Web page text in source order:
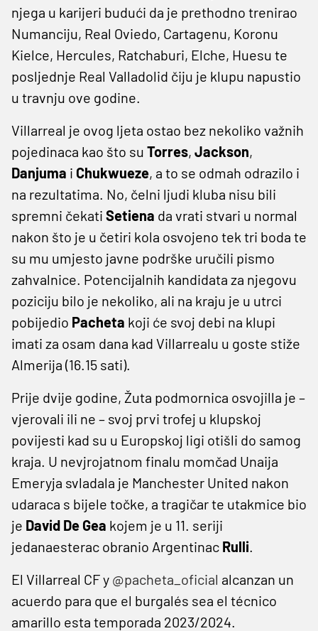
njega u karijeri budući da je prethodno trenirao
Numanciju, Real Oviedo, Cartagenu, Koronu
Kielce, Hercules, Ratchaburi, Elche, Huesu te
posljednje Real Valladolid čiju je klupu napustio
u travnju ove godine.
Villarreal je ovog ljeta ostao bez nekoliko važnih
pojedinaca kao što su Torres, Jackson,
Danjuma i Chukwueze, a to se odmah odrazilo i
na rezultatima. No, čelni ljudi kluba nisu bili
spremni čekati Setiena da vrati stvari u normal
nakon što je u četiri kola osvojeno tek tri boda te
su mu umjesto javne podrške uručili pismo
zahvalnice. Potencijalnih kandidata za njegovu
poziciju bilo je nekoliko, ali na kraju je u utrci
pobijedio Pacheta koji će svoj debi na klupi
imati za osam dana kad Villarrealu u goste stiže
Almerija (16.15 sati).
Prije dvije godine, Žuta podmornica osvojilla je –
vjerovali ili ne – svoj prvi trofej u klupskoj
povijesti kad su u Europskoj ligi otišli do samog
kraja. U nevjrojatnom finalu momčad Unaija
Emeryja svladala je Manchester United nakon
udaraca s bijele točke, a tragičar te utakmice bio
je David De Gea kojem je u 11. seriji
jedanaesterac obranio Argentinac Rulli.
El Villarreal CF y @pacheta_oficial alcanzan un
acuerdo para que el burgalés sea el técnico
amarillo esta temporada 2023/2024.